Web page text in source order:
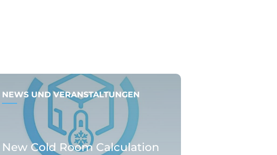
NEWS UND VERANSTALTUNGEN
New Cold Room Calculation